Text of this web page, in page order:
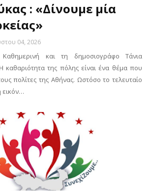
: «Δίνουμε μία
04, 2026
Καθημερινή και τη δημοσιογράφο Τάνια
καθαριότητα της πόλης είναι ένα θέμα που
πολίτες της Αθήνας. Ωστόσο το τελευταίο
εικόν…